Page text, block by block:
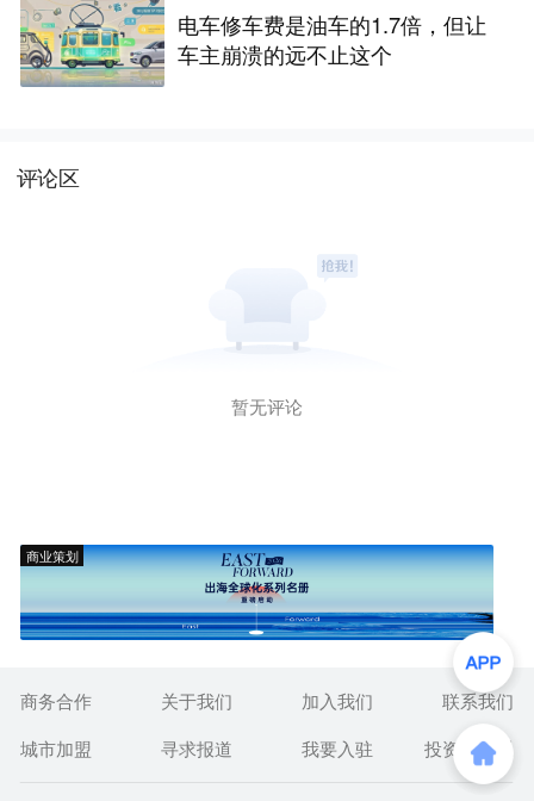
电车修车费是油车的1.7倍，但让
车主崩溃的远不止这个
评论区
暂无评论
商业策划
商务合作 关于我们 加入我们
联系我们
城市加盟
寻求报道 我要入驻 投资者关系